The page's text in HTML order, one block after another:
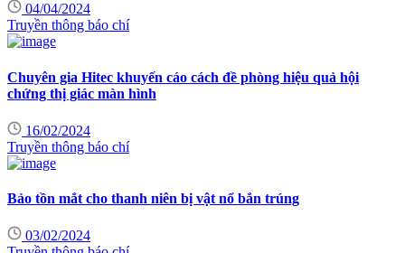
04/04/2024
Truyền thông báo chí
Chuyên gia Hitec khuyến cáo cách đề phòng hiệu quả hội
chứng thị giác màn hình
16/02/2024
Truyền thông báo chí
Bảo tồn mắt cho thanh niên bị vật nổ bắn trúng
03/02/2024